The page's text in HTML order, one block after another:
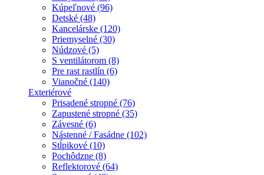
Kúpeľnové (96)
Detské (48)
Kancelárske (120)
Priemyselné (30)
Núdzové (5)
S ventilátorom (8)
Pre rast rastlín (6)
Vianočné (140)
Exteriérové
Prisadené stropné (76)
Zapustené stropné (35)
Závesné (6)
Nástenné / Fasádne (102)
Stĺpikové (10)
Pochôdzne (8)
Reflektorové (64)